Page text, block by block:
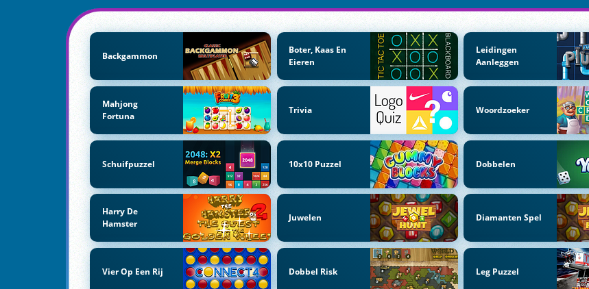
Backgammon
Boter, Kaas En
Eieren
Leidingen
Aanleggen
Mahjong
Fortuna
Trivia Woordzoeker
Schuifpuzzel 10x10 Puzzel Dobbelen
Harry De
Hamster
Juwelen Diamanten Spel
Vier Op Een Rij Dobbel Risk Leg Puzzel